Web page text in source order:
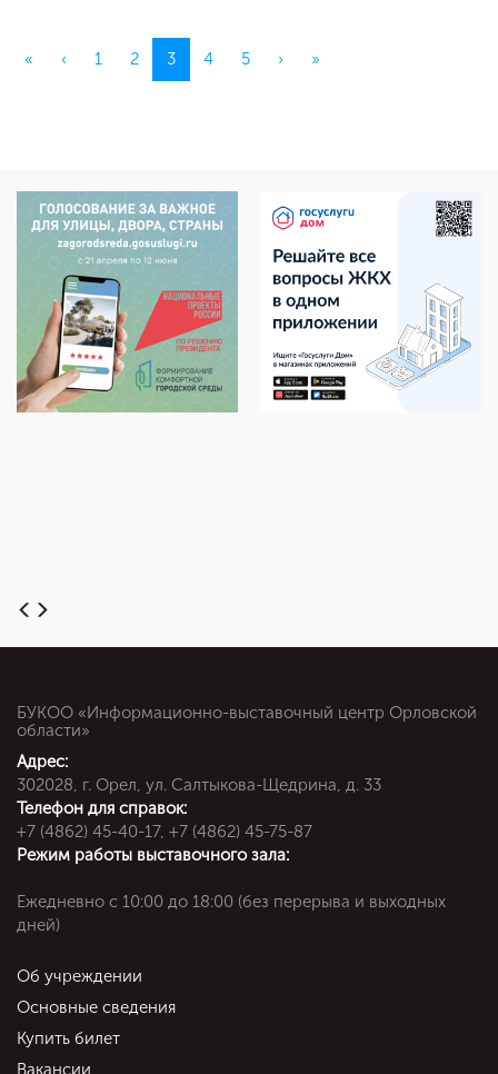
« ‹ 1 2 3(current)
4 5 › »
БУКОО «Информационно-выставочный центр Орловской
области»
Адрес:
302028, г. Орел, ул. Салтыкова-Щедрина, д. 33
Телефон для справок:
+7 (4862) 45-40-17, +7 (4862) 45-75-87
Режим работы выставочного зала:
Ежедневно c 10:00 до 18:00 (без перерыва и выходных
дней)
Об учреждении
Основные сведения
Купить билет
Вакансии